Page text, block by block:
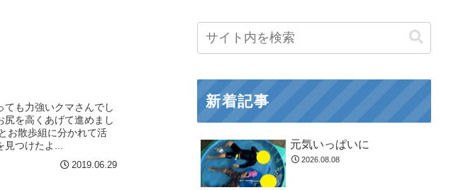
も力強いクマさんでし
を高くあげて進めまし
お散歩組に分かれて活
つけたよ...
2019.06.29
新着記事
元気いっぱいに
2026.08.08